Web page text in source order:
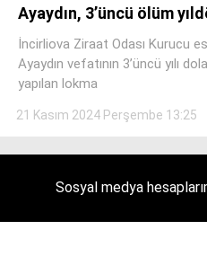
Ayaydın, 3’üncü ölüm
İncirliova Ziraat Odası Kurucu
Ayaydın vefatının 3’üncü yılı
yapılan lokma
21 Kasım 2024 Perşembe 13:25
Sosyal medya